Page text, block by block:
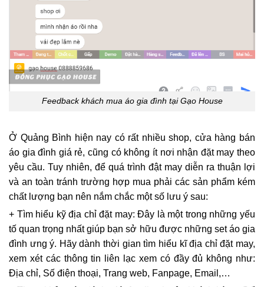
Feedback khách mua áo gia đình tại Gạo House
Ở Quảng Bình hiện nay có rất nhiều shop, cửa hàng bán
áo gia đình giá rẻ, cũng có không ít nơi nhận đặt may theo
yêu cầu. Tuy nhiên, để quá trình đật may diễn ra thuận lợi
và an toàn tránh trường hợp mua phải các sản phẩm kém
chất lượng bạn nên nắm chắc một số lưu ý sau:
+ Tìm hiểu kỹ địa chỉ đặt may: Đây là một trong những yếu
tố quan trọng nhất giúp bạn sở hữu được những set áo gia
đình ưng ý. Hãy dành thời gian tìm hiểu kĩ địa chỉ đặt may,
xem xét các thông tin liên lạc xem có đầy đủ không như:
Địa chỉ, Số điện thoại, Trang web, Fanpage, Email,…